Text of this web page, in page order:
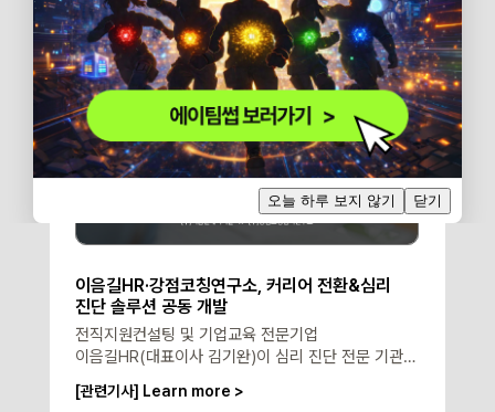
오늘 하루 보지 않기 닫기
이음길HR·강점코칭연구소, 커리어 전환&심리
진단 솔루션 공동 개발
전직지원컨설팅 및 기업교육 전문기업
이음길HR(대표이사 김기완)이 심리 진단 전문 기관인
㈜강점코칭심리연구소(대표 이병걸)와 공동 개발한
'커리어이음진단'과 '강점이음진단'을 7월 1일
[관련기사] Learn more >